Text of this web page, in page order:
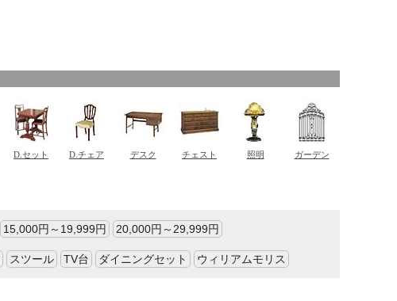
15,000円～19,999円 20,000円～29,999円
スツール TV台 ダイニングセット ウィリアムモリス